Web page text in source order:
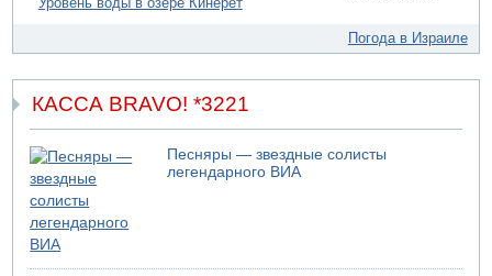
Погода в Израиле
КАССА BRAVO! *3221
Песняры — звездные солисты
легендарного ВИА